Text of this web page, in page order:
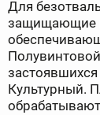
Для
защищающие
Культурный.